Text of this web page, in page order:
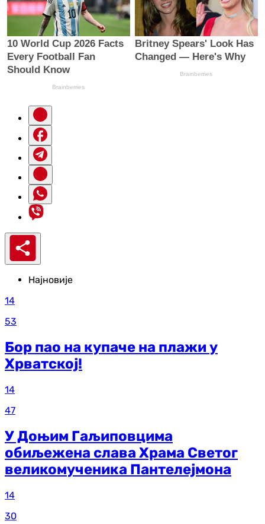
Најновије
14
53
Бор пао на купаче на плажи у
Хрватској!
14
47
У Доњим Гаљиповцима
обиљежена слава Храма Светог
великомученика Пантелејмона
14
30